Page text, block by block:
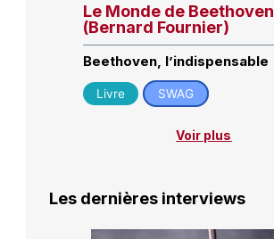
Le Monde de Beethoven
(Bernard Fournier)
Beethoven, l’indispensable
Livre SWAG
Voir plus
Les dernières interviews